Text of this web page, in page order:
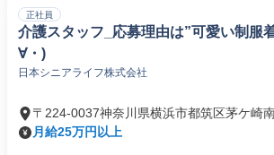
正社員
介護スタッフ_応募理由は”可愛い制服
∀・)
日本シニアライフ株式会社
〒224-0037神奈川県横浜市都筑区茅ケ崎
月給25万円以上